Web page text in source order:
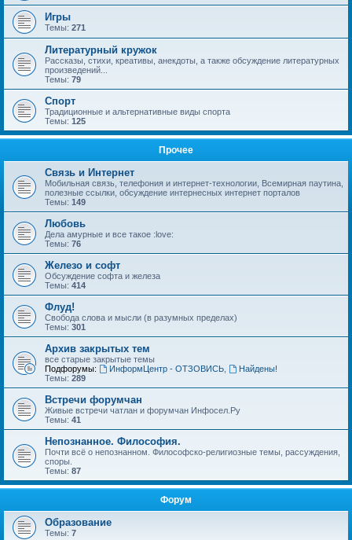
Игры
Темы: 271
Литературный кружок
Рассказы, стихи, креативы, анекдоты, а также обсуждение литературных
произведений...
Темы: 79
Спорт
Традиционные и альтернативные виды спорта
Темы: 125
Прочее
Связь и Интернет
Мобильная связь, телефония и интернет-технологии, Всемирная паутина,
полезные ссылки, обсуждение интернесных интернет порталов
Темы: 149
Любовь
Дела амурные и все такое :love:
Темы: 76
Железо и софт
Обсуждение софта и железа
Темы: 414
Флуд!
Свобода слова и мысли (в разумных пределах)
Темы: 301
Архив закрытых тем
все старые закрытые темы
Подфорумы:
ИнформЦентр - ОТЗОВИСЬ,
Найдены!
Темы: 289
Встречи форумчан
Живые встречи чатлан и форумчан Инфосел.Ру
Темы: 41
Непознанное. Философия.
Почти всё о непознанном. Философско-религиозные темы, рассуждения,
споры.
Темы: 87
Форум
Образование
Темы: 7